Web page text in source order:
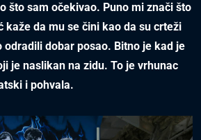
što sam očekivao. Puno mi znači što
kaže da mu se čini kao da su crteži
odradili dobar posao. Bitno je kad je
je naslikan na zidu. To je vrhunac
i pohvala.